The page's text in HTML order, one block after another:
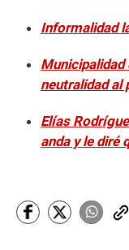
Informalidad
neutralidad al
Elías
anda y le diré